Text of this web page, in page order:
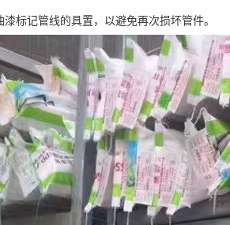
标记管线的具置，以避免再次损坏管件。